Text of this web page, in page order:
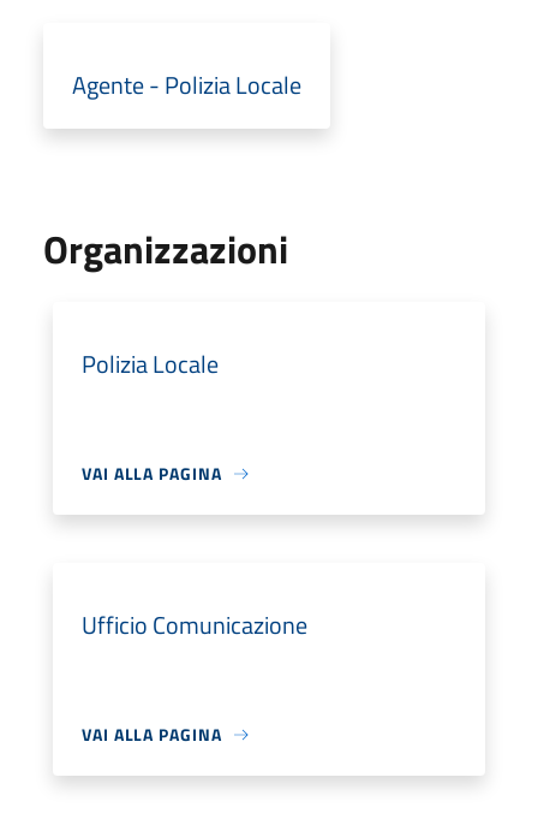
Agente - Polizia Locale
Organizzazioni
Polizia Locale
VAI ALLA PAGINA
Ufficio Comunicazione
VAI ALLA PAGINA